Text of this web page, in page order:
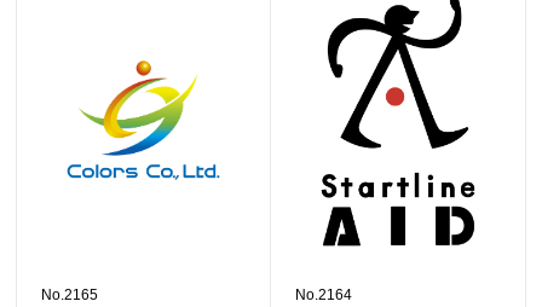
No.2165 No.2164